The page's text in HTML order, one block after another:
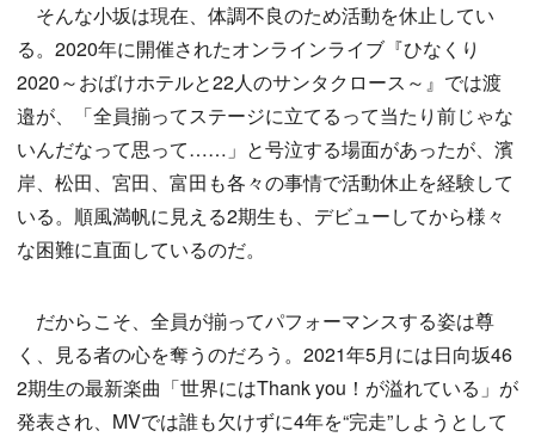
そんな小坂は現在、体調不良のため活動を休止してい
る。2020年に開催されたオンラインライブ『ひなくり
2020～おばけホテルと22人のサンタクロース～』では渡
邉が、「全員揃ってステージに立てるって当たり前じゃな
いんだなって思って……」と号泣する場面があったが、濱
岸、松田、宮田、富田も各々の事情で活動休止を経験して
いる。順風満帆に見える2期生も、デビューしてから様々
な困難に直面しているのだ。
だからこそ、全員が揃ってパフォーマンスする姿は尊
く、見る者の心を奪うのだろう。2021年5月には日向坂46
2期生の最新楽曲「世界にはThank you！が溢れている」が
発表され、MVでは誰も欠けずに4年を“完走”しようとして